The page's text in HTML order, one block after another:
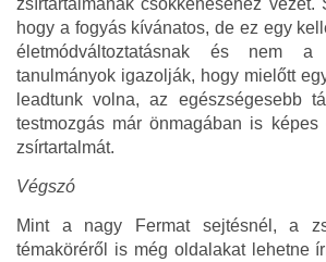
hogy a fogyás kívánatos, de ez egy
életmódváltoztatásnak és nem a
tanulmányok igazolják, hogy mielőtt
leadtunk volna, az egészségesebb
testmozgás már önmagában is
zsírtartalmát.
Végszó
Mint a nagy Fermat sejtésnél, a
témaköréről is még oldalakat lehetne